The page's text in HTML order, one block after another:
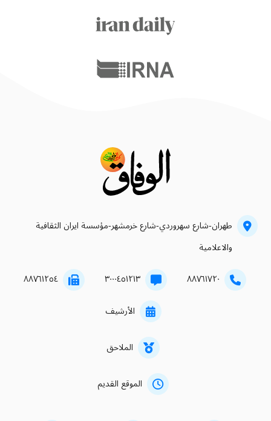
طهران-شارع سهروردي-شارع خرمشهر-مؤسسة ايران الثقافية
والاعلامية
۸۸۷٦۱۷۲۰ ۳۰۰۰٤٥۱۲۱۳ ۸۸۷٦۱۲٥٤
الأرشيف
الملاحق
الموقع القديم